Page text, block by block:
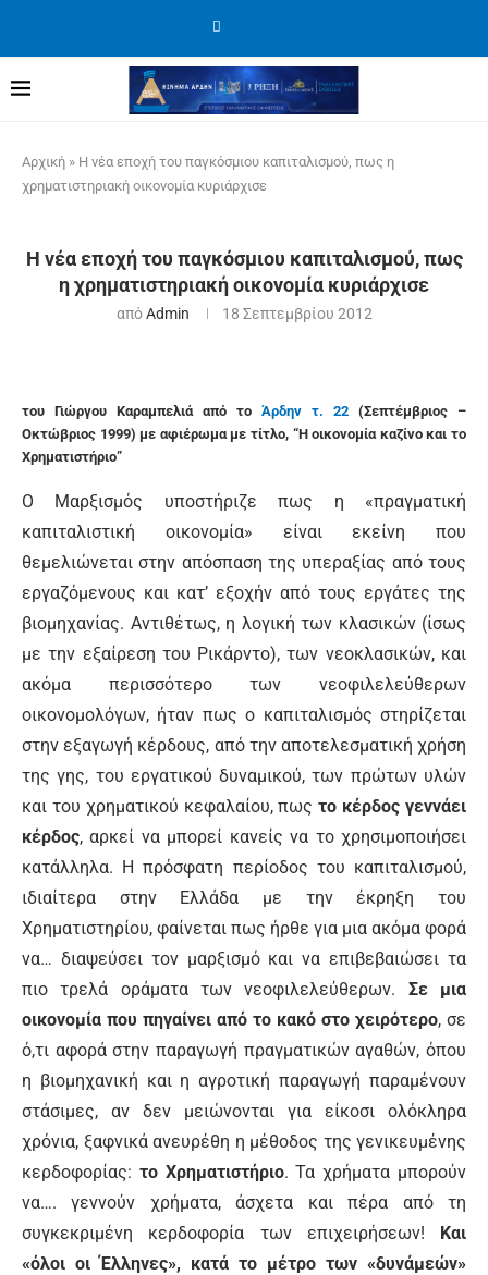
Αρχική » Η νέα εποχή του παγκόσμιου καπιταλισμού, πως η
χρηματιστηριακή οικονομία κυριάρχισε
Η νέα εποχή του παγκόσμιου καπιταλισμού, πως
η χρηματιστηριακή οικονομία κυριάρχισε
απόAdmin 18 Σεπτεμβρίου 2012
του Γιώργου Καραμπελιά από το Άρδην τ. 22 (Σεπτέμβριος –
Οκτώβριος 1999) με αφιέρωμα με τίτλο, “Η οικονομίακαζίνο και το
Χρηματιστήριο”
Ο Μαρξισμός υποστήριζε πως η «πραγματική
καπιταλιστική οικονομία» είναι εκείνη που
θεμελιώνεται στην απόσπαση της υπεραξίας από τους
εργαζόμενους και κατ’ εξοχήν από τους εργάτες της
βιομηχανίας. Αντιθέτως, η λογική των κλασικών (ίσως
με την εξαίρεση του Ρικάρντο), των νεοκλασικών, και
ακόμα περισσότερο των νεοφιλελεύθερων
οικονομολόγων, ήταν πως ο καπιταλισμός στηρίζεται
στην εξαγωγή κέρδους, από την αποτελεσματική χρήση
της γης, του εργατικού δυναμικού, των πρώτων υλών
και του χρηματικού κεφαλαίου, πωςτο κέρδος γεννάει
κέρδος, αρκεί να μπορεί κανείς να το χρησιμοποιήσει
κατάλληλα. Η πρόσφατη περίοδος του καπιταλισμού,
ιδιαίτερα στην Ελλάδα με την έκρηξη του
Χρηματιστηρίου, φαίνεται πως ήρθε για μια ακόμα φορά
να… διαψεύσει τον μαρξισμό και να επιβεβαιώσει τα
πιο τρελά οράματα των νεοφιλελεύθερων. Σε μια
οικονομία που πηγαίνει από το κακό στο χειρότερο, σε
ό,τι αφορά στην παραγωγή πραγματικών αγαθών, όπου
η βιομηχανική και η αγροτική παραγωγή παραμένουν
στάσιμες, αν δεν μειώνονται για είκοσι ολόκληρα
χρόνια, ξαφνικά ανευρέθη η μέθοδος της γενικευμένης
κερδοφορίας: το Χρηματιστήριο. Τα χρήματα μπορούν
να…. γεννούν χρήματα, άσχετα και πέρα από τη
συγκεκριμένη κερδοφορία των επιχειρήσεων! Και
«όλοι οι Έλληνες», κατά το μέτρο των «δυνάμεών»